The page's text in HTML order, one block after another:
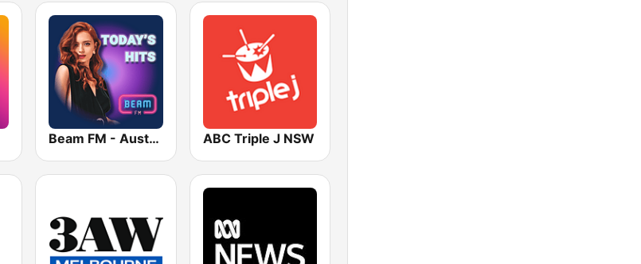
Beam FM - Australia ABC Triple J NSW